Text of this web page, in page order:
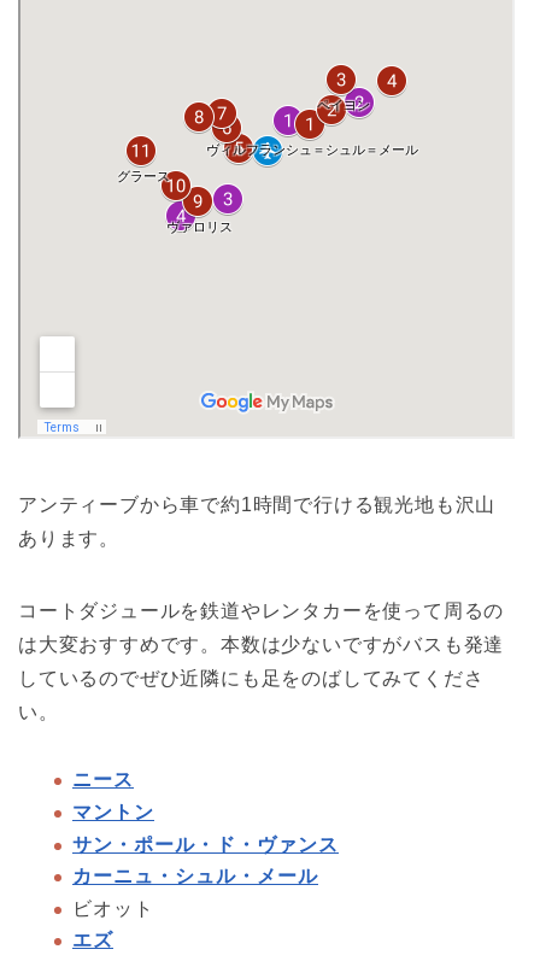
アンティーブから車で約1時間で行ける観光地も沢山
あります。
コートダジュールを鉄道やレンタカーを使って周るの
は大変おすすめです。本数は少ないですがバスも発達
しているのでぜひ近隣にも足をのばしてみてくださ
い。
ニース
マントン
サン・ポール・ド・ヴァンス
カーニュ・シュル・メール
ビオット
エズ